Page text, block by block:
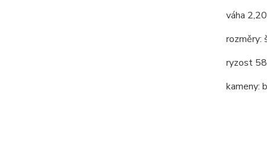
váha
rozměry:
ryzost
kameny: